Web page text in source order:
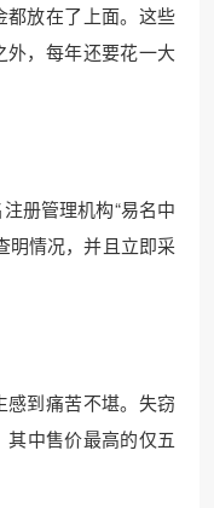
都放在了上面。这些
外，每年还要花一大
册管理机构“易名中
明情况，并且立即采
到痛苦不堪。失窃
中售价最高的仅五